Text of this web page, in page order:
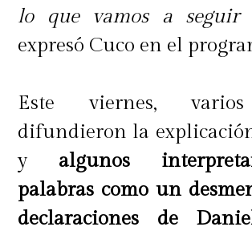
"Nunca entenderé por
ponga a la familia
tenga valores y
a eso, esté en una iglesia
un reality; eso no
escribió.
lo que vamos a seguir
expresó Cuco en el
Este viernes,
difundieron la
yalgunos
palabras como un
declaraciones de